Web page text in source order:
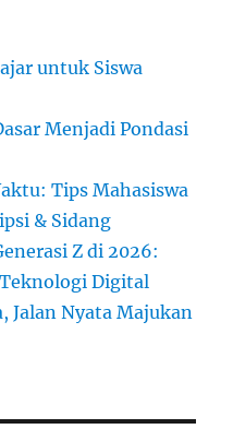
untuk Siswa
Menjadi Pondasi
Tips Mahasiswa
& Sidang
Z di 2026:
Digital
Jalan Nyata Majukan